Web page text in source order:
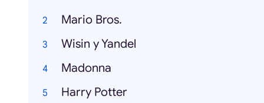
Mario Bros.
Wisin y Yandel
Madonna
Harry Potter